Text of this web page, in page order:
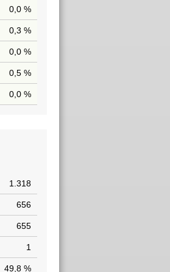
0,0 %
0,3 %
0,0 %
0,5 %
0,0 %
1.318
656
655
1
49,8 %